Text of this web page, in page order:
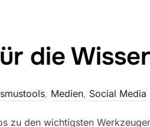
die
, Medien, Social Media
zu den wichtigsten